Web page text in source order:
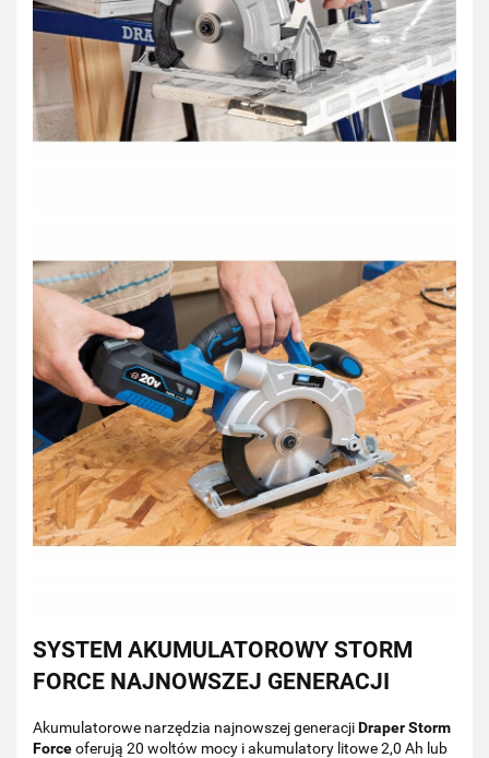
SYSTEM AKUMULATOROWY STORM
FORCE NAJNOWSZEJ GENERACJI
Akumulatorowe narzędzia najnowszej generacjiDraper Storm
Forceoferują 20 woltów mocy i akumulatory litowe 2,0 Ah lub